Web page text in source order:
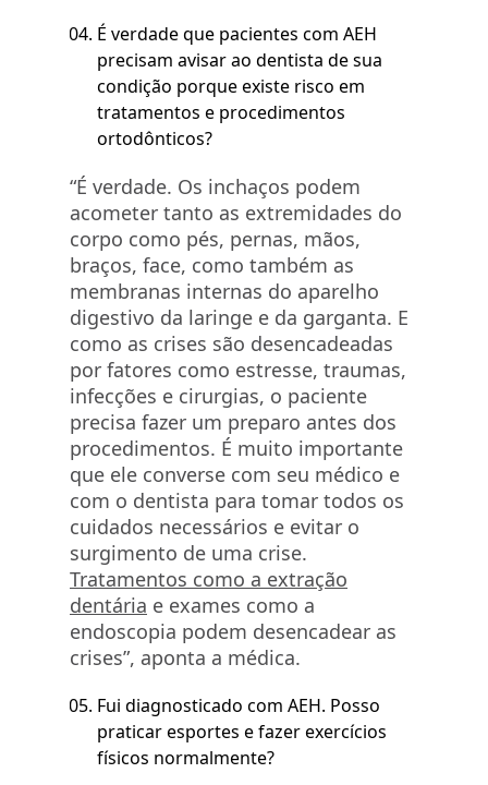
É verdade que pacientes com AEH
precisam avisar ao dentista de sua
condição porque existe risco em
tratamentos e procedimentos
ortodônticos?
“É verdade. Os inchaços podem
acometer tanto as extremidades do
corpo como pés, pernas, mãos,
braços, face, como também as
membranas internas do aparelho
digestivo da laringe e da garganta. E
como as crises são desencadeadas
por fatores como estresse, traumas,
infecções e cirurgias, o paciente
precisa fazer um preparo antes dos
procedimentos. É muito importante
que ele converse com seu médico e
com o dentista para tomar todos os
cuidados necessários e evitar o
surgimento de uma crise.
Tratamentos como a extração
dentária e exames como a
endoscopia podem desencadear as
crises”, aponta a médica.
Fui diagnosticado com AEH. Posso
praticar esportes e fazer exercícios
físicos normalmente?